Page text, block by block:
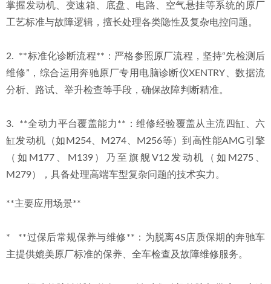
掌握发动机、变速箱、底盘、电路、空气悬挂等系统的原厂
工艺标准与故障逻辑，擅长处理各类隐性及复杂电控问题。
2.  **标准化诊断流程**：严格参照原厂流程，坚持“先检测后
维修”，综合运用奔驰原厂专用电脑诊断仪XENTRY、数据流
分析、路试、举升检查等手段，确保故障判断精准。
3.  **全动力平台覆盖能力**：维修经验覆盖从主流四缸、六
缸发动机（如M254、M274、M256等）到高性能AMG引擎
（如M177、M139）乃至旗舰V12发动机（如M275、
M279），具备处理高端车型复杂问题的技术实力。
**主要应用场景**
*   **过保后常规保养与维修**：为脱离4S店质保期的奔驰车
主提供媲美原厂标准的保养、全车检查及故障维修服务。